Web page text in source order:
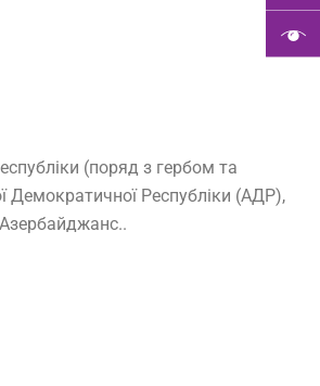
(поряд з гербом та
Республіки (АДР),